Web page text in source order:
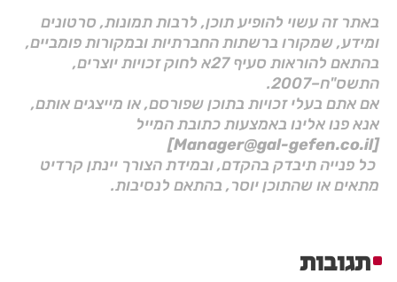
באתר זה עשוי להופיע תוכן, לרבות תמונות, סרטונים
ומידע, שמקורו ברשתות החברתיות ובמקורות פומביים,
בהתאם להוראות סעיף 27א לחוק זכויות יוצרים,
התשס"ח–2007.
אם אתם בעלי זכויות בתוכן שפורסם, או מייצגים אותם,
אנא פנו אלינו באמצעות כתובת המייל
[Manager@gal-gefen.co.il]
כל פנייה תיבדק בהקדם, ובמידת הצורך יינתן קרדיט
מתאים או שהתוכן יוסר, בהתאם לנסיבות.
תגובות